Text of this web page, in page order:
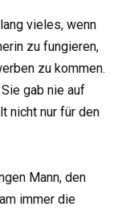
vieles, wenn
zu fungieren,
zu kommen.
gab nie auf
nicht nur für den
Mann, den
immer die